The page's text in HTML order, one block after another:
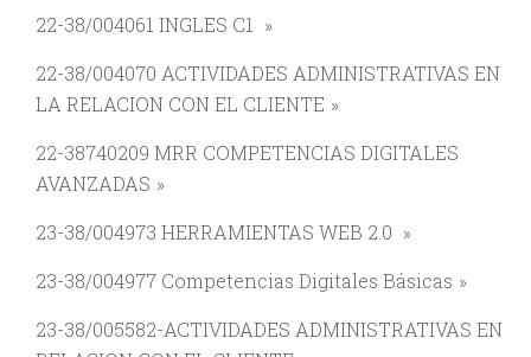
22-38/004061 INGLES C1
22-38/004070 ACTIVIDADES ADMINISTRATIVAS EN
LA RELACION CON EL CLIENTE
22-38740209 MRR COMPETENCIAS DIGITALES
AVANZADAS
23-38/004973 HERRAMIENTAS WEB 2.0
23-38/004977 Competencias Digitales Básicas
23-38/005582-ACTIVIDADES ADMINISTRATIVAS EN